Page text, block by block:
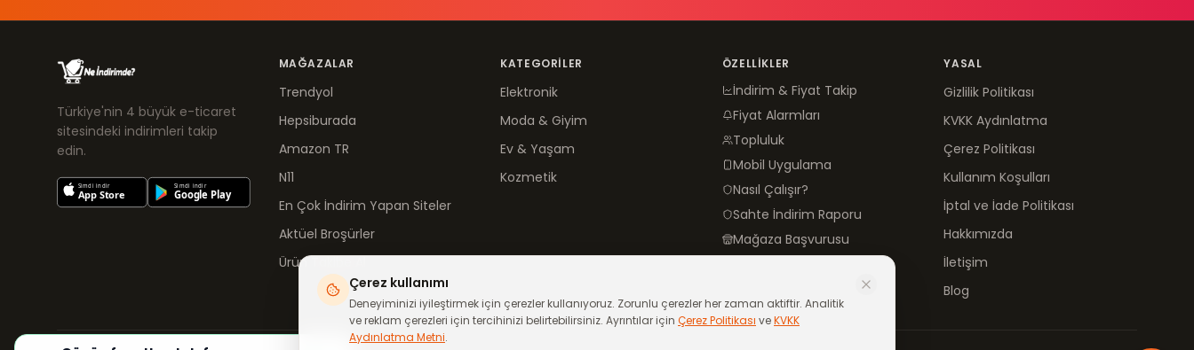
Türkiye'nin 4 büyük e-ticaret
sitesindeki indirimleri takip
edin.
MAĞAZALAR
Trendyol
Hepsiburada
Amazon TR
N11
En Çok İndirim Yapan Siteler
Aktüel Broşürler
Ürün Takibe Al
KATEGORILER
Elektronik
Moda & Giyim
Ev & Yaşam
Kozmetik
ÖZELLIKLER
İndirim & Fiyat Takip
Fiyat Alarmları
Topluluk
Mobil Uygulama
Nasıl Çalışır?
Sahte İndirim Raporu
Mağaza Başvurusu
YASAL
Gizlilik Politikası
KVKK Aydınlatma
Çerez Politikası
Kullanım Koşulları
İptal ve İade Politikası
Hakkımızda
İletişim
Blog
Çerez kullanımı
Deneyiminizi iyileştirmek için çerezler kullanıyoruz. Zorunlu çerezler her zaman aktiftir. Analitik
ve reklam çerezleri için tercihinizi belirtebilirsiniz. Ayrıntılar için Çerez Politikası veKVKK
Aydınlatma Metni.